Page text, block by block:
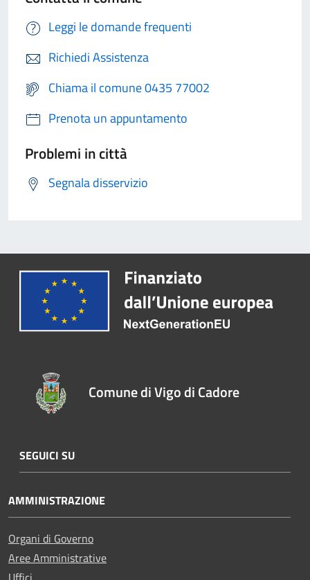
Leggi le domande frequenti
Richiedi Assistenza
Chiama il comune 0435 77002
Prenota un appuntamento
Problemi in città
Segnala disservizio
Comune di Vigo di Cadore
SEGUICI SU
AMMINISTRAZIONE
Organi di Governo
Aree Amministrative